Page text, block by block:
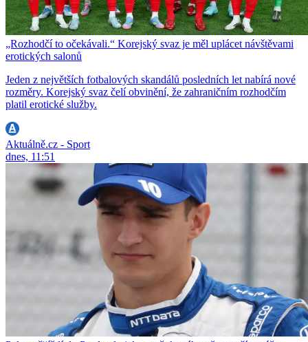
„Rozhodčí to očekávali.“ Korejský svaz je měl uplácet návštěvami
erotických salonů
Jeden z největších fotbalových skandálů posledních let nabírá nové
rozměry. Korejský svaz čelí obvinění, že zahraničním rozhodčím
platil erotické služby.
Aktuálně.cz - Sport
dnes, 11:51